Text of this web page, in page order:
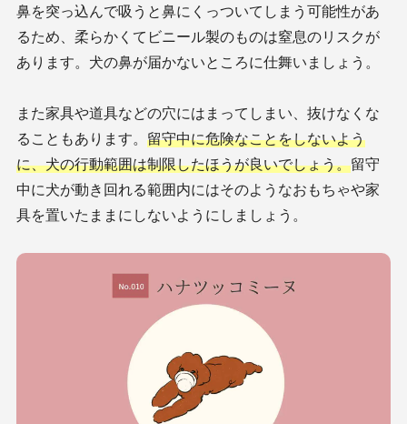
鼻を突っ込んで吸うと鼻にくっついてしまう可能性があ
るため、柔らかくてビニール製のものは窒息のリスクが
あります。犬の鼻が届かないところに仕舞いましょう。
また家具や道具などの穴にはまってしまい、抜けなくな
ることもあります。 留守中に危険なことをしないよう
に、犬の行動範囲は制限したほうが良いでしょう。留守
中に犬が動き回れる範囲内にはそのようなおもちゃや家
具を置いたままにしないようにしましょう。